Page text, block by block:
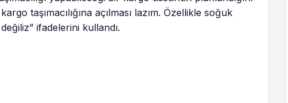
taşımacılığına açılması lazım. Özellikle soğuk
ifadelerini kullandı.